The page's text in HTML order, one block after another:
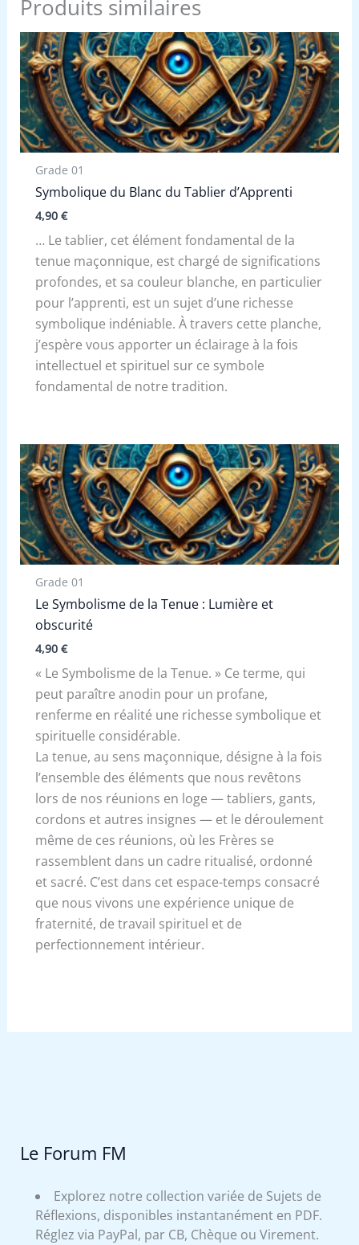
Produits similaires
Grade 01
Symbolique du Blanc du Tablier d’Apprenti
4,90 €
… Le tablier, cet élément fondamental de la
tenue maçonnique, est chargé de significations
profondes, et sa couleur blanche, en particulier
pour l’apprenti, est un sujet d’une richesse
symbolique indéniable. À travers cette planche,
j’espère vous apporter un éclairage à la fois
intellectuel et spirituel sur ce symbole
fondamental de notre tradition.
Grade 01
Le Symbolisme de la Tenue : Lumière et
obscurité
4,90 €
« Le Symbolisme de la Tenue. » Ce terme, qui
peut paraître anodin pour un profane,
renferme en réalité une richesse symbolique et
spirituelle considérable.
La tenue, au sens maçonnique, désigne à la fois
l’ensemble des éléments que nous revêtons
lors de nos réunions en loge — tabliers, gants,
cordons et autres insignes — et le déroulement
même de ces réunions, où les Frères se
rassemblent dans un cadre ritualisé, ordonné
et sacré. C’est dans cet espace-temps consacré
que nous vivons une expérience unique de
fraternité, de travail spirituel et de
perfectionnement intérieur.
Le Forum FM
Explorez notre collection variée de Sujets de
Réflexions, disponibles instantanément en PDF.
Réglez via PayPal, par CB, Chèque ou Virement.